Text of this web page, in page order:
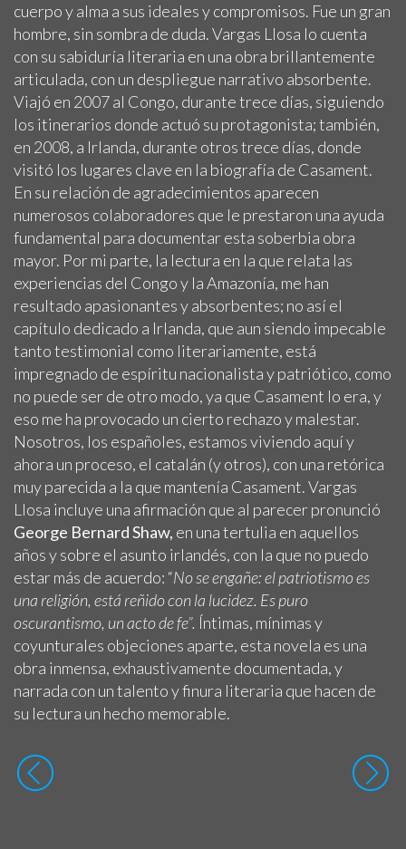
cuerpo y alma a sus ideales y compromisos. Fue un gran
hombre, sin sombra de duda. Vargas Llosa lo cuenta
con su sabiduría literaria en una obra brillantemente
articulada, con un despliegue narrativo absorbente.
Viajó en 2007 al Congo, durante trece días, siguiendo
los itinerarios donde actuó su protagonista; también,
en 2008, a Irlanda, durante otros trece días, donde
visitó los lugares clave en la biografía de Casament.
En su relación de agradecimientos aparecen
numerosos colaboradores que le prestaron una ayuda
fundamental para documentar esta soberbia obra
mayor. Por mi parte, la lectura en la que relata las
experiencias del Congo y la Amazonía, me han
resultado apasionantes y absorbentes; no así el
capítulo dedicado a Irlanda, que aun siendo impecable
tanto testimonial como literariamente, está
impregnado de espíritu nacionalista y patriótico, como
no puede ser de otro modo, ya que Casament lo era, y
eso me ha provocado un cierto rechazo y malestar.
Nosotros, los españoles, estamos viviendo aquí y
ahora un proceso, el catalán (y otros), con una retórica
muy parecida a la que mantenía Casament. Vargas
Llosa incluye una afirmación que al parecer pronunció
George Bernard Shaw, en una tertulia en aquellos
años y sobre el asunto irlandés, con la que no puedo
estar más de acuerdo: “No se engañe: el patriotismo es
una religión, está reñido con la lucidez. Es puro
oscurantismo, un acto de fe”. Íntimas, mínimas y
coyunturales objeciones aparte, esta novela es una
obra inmensa, exhaustivamente documentada, y
narrada con un talento y finura literaria que hacen de
su lectura un hecho memorable.